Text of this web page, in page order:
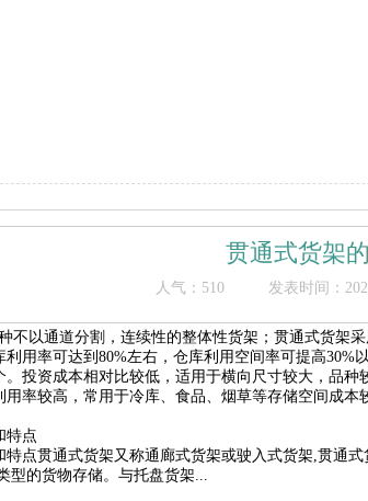
贯通式货架
人气： 510 发表时间：
不以通道分割，连续性的整体性货架；贯通式货架
利用率可达到80%左右，仓库利用空间率可提高
。投资成本相对比较低，适用于横向尺寸较大，品
用率较高，常用于冷库、食品、烟草等存储空间成本
特点
特点贯通式货架又称通廊式货架或驶入式货架,贯通
型的货物存储。与托盘货架...